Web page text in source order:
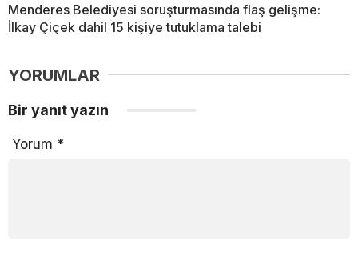
Menderes Belediyesi soruşturmasında flaş gelişme:
İlkay Çiçek dahil 15 kişiye tutuklama talebi
YORUMLAR
Bir yanıt yazın
Yorum *